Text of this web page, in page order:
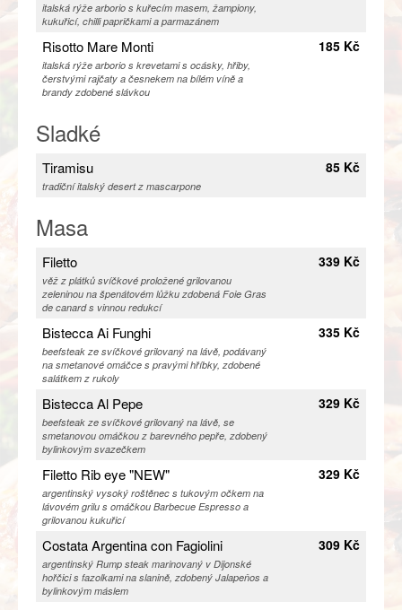
italská rýže arborio s kuřecím masem, žampiony,
kukuřicí, chilli papričkami a parmazánem
Risotto Mare Monti
italská rýže arborio s krevetami s ocásky, hřiby,
čerstvými rajčaty a česnekem na bílém víně a
brandy zdobené slávkou
185 Kč
Sladké
Tiramisu
tradiční italský desert z mascarpone
85 Kč
Masa
Filetto
věž z plátků svíčkové proložené grilovanou
zeleninou na špenátovém lůžku zdobená Foie Gras
de canard s vinnou redukcí
339 Kč
Bistecca Ai Funghi
beefsteak ze svíčkové grilovaný na lávě, podávaný
na smetanové omáčce s pravými hříbky, zdobené
salátkem z rukoly
335 Kč
Bistecca Al Pepe
beefsteak ze svíčkové grilovaný na lávě, se
smetanovou omáčkou z barevného pepře, zdobený
bylinkovým svazečkem
329 Kč
Filetto Rib eye "NEW"
argentinský vysoký roštěnec s tukovým očkem na
lávovém grilu s omáčkou Barbecue Espresso a
grilovanou kukuřicí
329 Kč
Costata Argentina con Fagiolini
argentinský Rump steak marinovaný v Dijonské
hořčici s fazolkami na slanině, zdobený Jalapeňos a
bylinkovým máslem
309 Kč